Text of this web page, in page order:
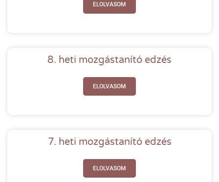
ELOLVASOM
8. heti mozgástanító edzés
ELOLVASOM
7. heti mozgástanító edzés
ELOLVASOM